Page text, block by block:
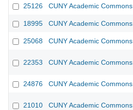
25126 CUNY Academic Commons
18995 CUNY Academic Commons
25068 CUNY Academic Commons
22353 CUNY Academic Commons
24876 CUNY Academic Commons
21010 CUNY Academic Commons